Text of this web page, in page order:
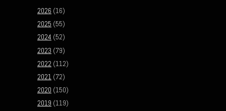
2026 (16)
2025 (55)
2024 (52)
2023 (79)
2022 (112)
2021 (72)
2020 (150)
2019 (119)